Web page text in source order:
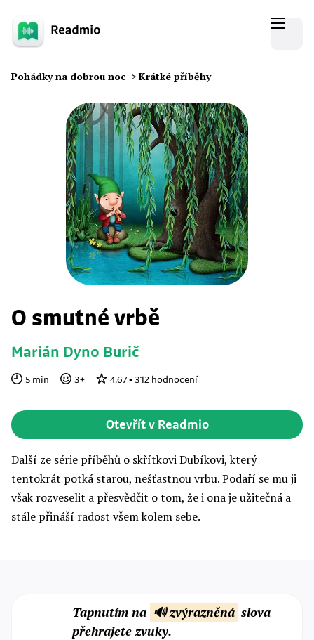
Pohádky na dobrou noc > Krátké příběhy
O smutné vrbě
Marián Dyno Burič
5 min 3+ 4.67• 312 hodnocení
Otevřít v Readmio
Další ze série příběhů o skřítkovi Dubíkovi, který
tentokrát potká starou, nešťastnou vrbu. Podaří se mu ji
však rozveselit a přesvědčit o tom, že i ona je užitečná a
stále přináší radost všem kolem sebe.
Tapnutím na 🔊 zvýrazněná slova
přehrajete zvuky.